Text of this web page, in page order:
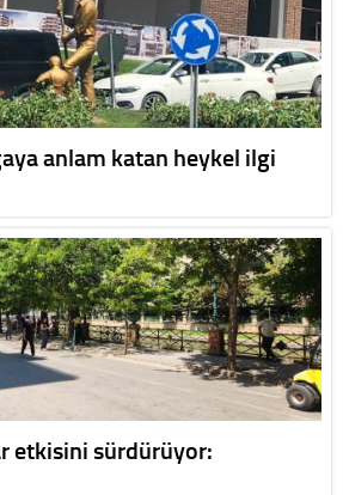
anlam katan heykel ilgi
etkisini sürdürüyor: